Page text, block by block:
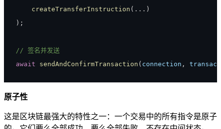
createTransferInstruction ( ... )
) ;
// 签名并发送
await
sendAndConfirmTransaction ( connection ,
原子性
这是区块链最强大的特性之一：一个交易中的所有指令是原子